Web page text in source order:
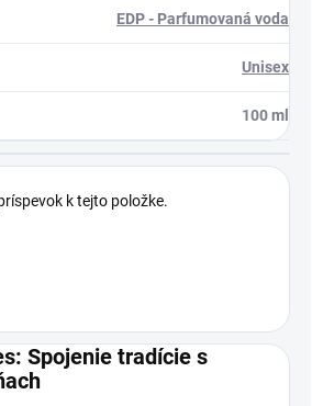
EDP - Parfumovaná voda
Unisex
100 ml
k tejto položke.
Spojenie tradície s